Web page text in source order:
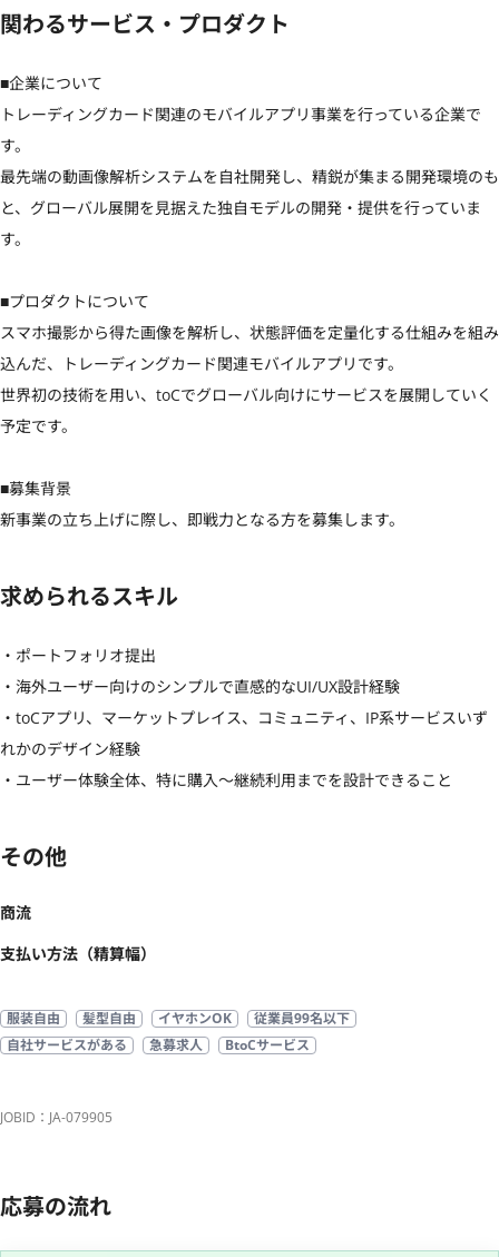
関わるサービス・プロダクト
■企業について
トレーディングカード関連のモバイルアプリ事業を行っている企業で
す。
最先端の動画像解析システムを自社開発し、精鋭が集まる開発環境のも
と、グローバル展開を見据えた独自モデルの開発・提供を行っていま
す。
■プロダクトについて
スマホ撮影から得た画像を解析し、状態評価を定量化する仕組みを組み
込んだ、トレーディングカード関連モバイルアプリです。
世界初の技術を用い、toCでグローバル向けにサービスを展開していく
予定です。
■募集背景
新事業の立ち上げに際し、即戦力となる方を募集します。
求められるスキル
・ポートフォリオ提出
・海外ユーザー向けのシンプルで直感的なUI/UX設計経験
・toCアプリ、マーケットプレイス、コミュニティ、IP系サービスいず
れかのデザイン経験
・ユーザー体験全体、特に購入〜継続利用までを設計できること
その他
商流
支払い方法（精算幅）
服装自由 髪型自由 イヤホンOK
従業員99名以下
自社サービスがある
急募求人 BtoCサービス
JOBID：JA-079905
応募の流れ